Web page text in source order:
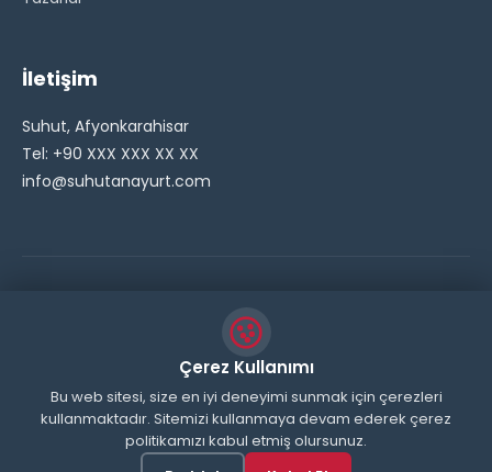
İletişim
Suhut, Afyonkarahisar
Tel: +90 XXX XXX XX XX
info@suhutanayurt.com
Çerez Kullanımı
Bu web sitesi, size en iyi deneyimi sunmak için çerezleri
kullanmaktadır. Sitemizi kullanmaya devam ederek çerez
politikamızı kabul etmiş olursunuz.
// Side Widget Resim Fix (Dosya önbelleğini aşmak için
inline ekliyoruz) function suhut_widget_image_fix() {
echo ''; } add_action('wp_head',
'suhut_widget_image_fix'); // JavaScript ile sticky